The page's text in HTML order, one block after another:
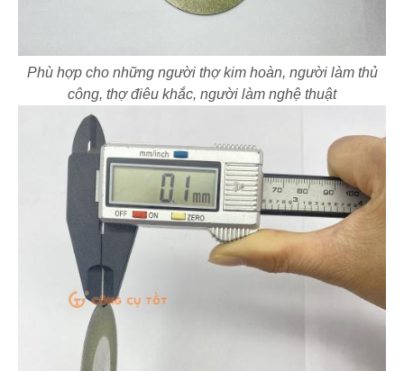
Phù hợp cho những người thợ kim hoàn, người làm thủ
công, thợ điêu khắc, người làm nghệ thuật